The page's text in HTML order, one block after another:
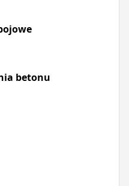
betonu